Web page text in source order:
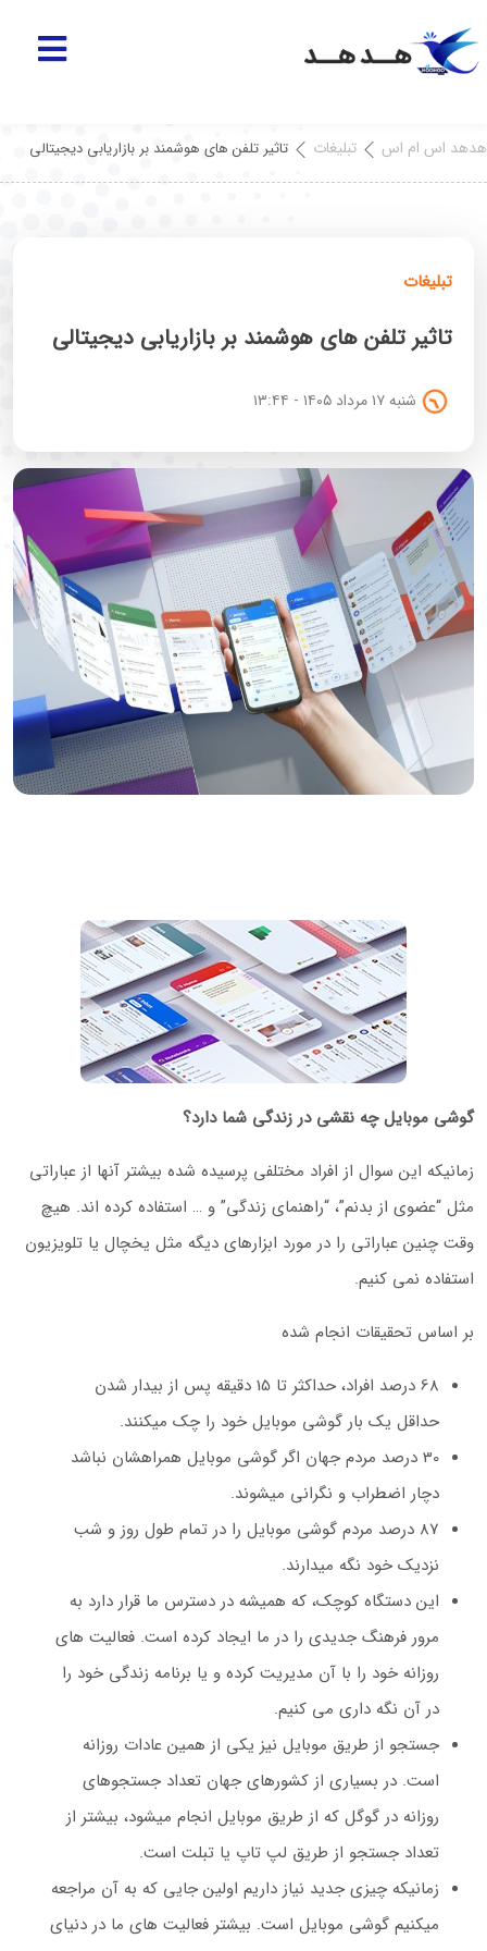
هدهد اس ام اس تبلیغات تاثیر تلفن های هوشمند بر بازاریابی دیجیتالی
تبلیغات
تاثیر تلفن های هوشمند بر بازاریابی دیجیتالی
شنبه ۱۷ مرداد ۱۴۰۵ - ۱۳:۴۴
گوشی موبایل چه نقشی در زندگی شما دارد؟
زمانیکه این سوال از افراد مختلفی پرسیده شده بیشتر آنها از عباراتی
مثل “عضوی از بدنم”، “راهنمای زندگی” و … استفاده کرده اند. هیچ
وقت چنین عباراتی را در مورد ابزارهای دیگه مثل یخچال یا تلویزیون
استفاده نمی کنیم.
بر اساس تحقیقات انجام شده
68 درصد افراد، حداکثر تا 15 دقیقه پس از بیدار شدن
حداقل یک بار گوشی موبایل خود را چک میکنند.
30 درصد مردم جهان اگر گوشی موبایل همراهشان نباشد
دچار اضطراب و نگرانی میشوند.
87 درصد مردم گوشی موبایل را در تمام طول روز و شب
نزدیک خود نگه میدارند.
این دستگاه کوچک، که همیشه در دسترس ما قرار دارد به
مرور فرهنگ جدیدی را در ما ایجاد کرده است. فعالیت های
روزانه خود را با آن مدیریت کرده و یا برنامه زندگی خود را
در آن نگه داری می کنیم.
جستجو از طریق موبایل نیز یکی از همین عادات روزانه
است. در بسیاری از کشورهای جهان تعداد جستجوهای
روزانه در گوگل که از طریق موبایل انجام میشود، بیشتر از
تعداد جستجو از طریق لپ تاپ یا تبلت است.
زمانیکه چیزی جدید نیاز داریم اولین جایی که به آن مراجعه
میکنیم گوشی موبایل است. بیشتر فعالیت های ما در دنیای